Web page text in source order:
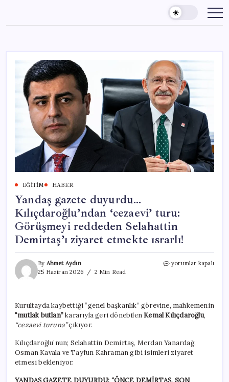
content
EĞITIM HABER
Yandaş gazete duyurdu…
Kılıçdaroğlu’ndan ‘cezaevi’ turu:
Görüşmeyi reddeden Selahattin
Demirtaş’ı ziyaret etmekte ısrarlı!
By Ahmet Aydın
25 Haziran 2026
2 Min Read
Yandaş
turu:
Görüşmeyi
Demirtaş’ı
ziyaret
etmekte
için
yorumlar kapalı
Kurultayda kaybettiği “genel başkanlık” görevine, mahkemenin
“mutlak butlan”kararıyla geri dönebilenKemal Kılıçdaroğlu,
“cezaevi turuna”çıkıyor.
Kılıçdaroğlu’nun; Selahattin Demirtaş, Merdan Yanardağ,
Osman Kavala ve Tayfun Kahraman gibi isimleri ziyaret
etmesi bekleniyor.